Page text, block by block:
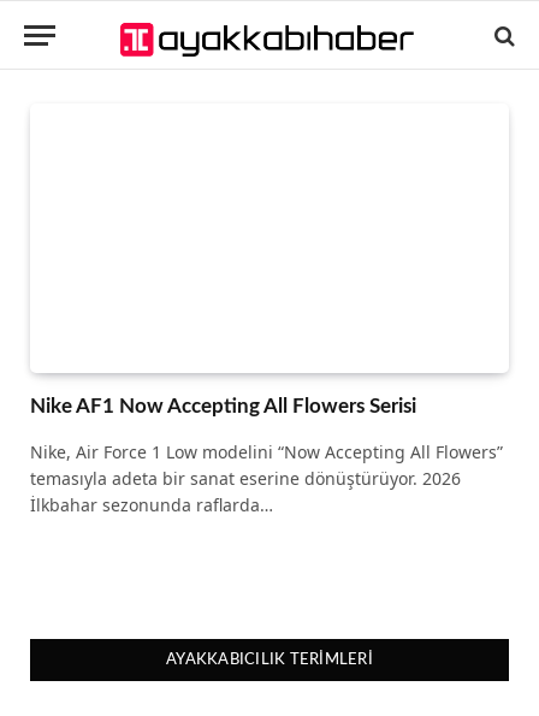
Nike AF1 Now Accepting All Flowers Serisi
Nike, Air Force 1 Low modelini “Now Accepting All Flowers”
temasıyla adeta bir sanat eserine dönüştürüyor. 2026
İlkbahar sezonunda raflarda…
AYAKKABICILIK TERIMLERI